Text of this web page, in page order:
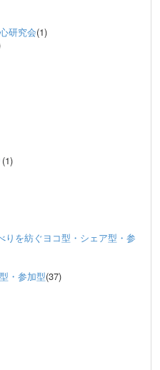
研究会(1)
(1)
りを紡ぐヨコ型・シェア型・参
・参加型(37)